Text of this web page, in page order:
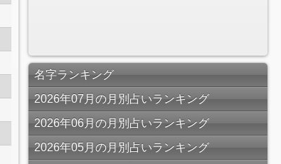
名字ランキング
2026年07月の月別占いランキング
2026年06月の月別占いランキング
2026年05月の月別占いランキング